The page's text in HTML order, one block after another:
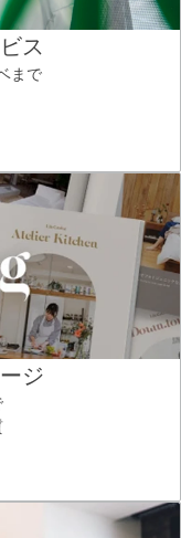
ス
まで
ジ